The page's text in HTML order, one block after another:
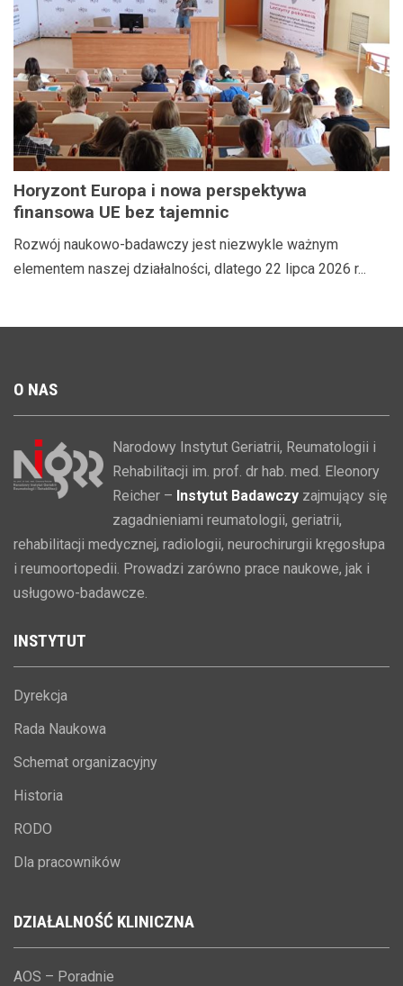
Horyzont Europa i nowa perspektywa
finansowa UE bez tajemnic
Rozwój naukowo-badawczy jest niezwykle ważnym
elementem naszej działalności, dlatego 22 lipca 2026 r...
O NAS
Narodowy Instytut Geriatrii, Reumatologii i
Rehabilitacji im. prof. dr hab. med. Eleonory
Reicher – Instytut Badawczy zajmujący się
zagadnieniami reumatologii, geriatrii,
rehabilitacji medycznej, radiologii, neurochirurgii kręgosłupa
i reumoortopedii. Prowadzi zarówno prace naukowe, jak i
usługowo-badawcze.
INSTYTUT
Dyrekcja
Rada Naukowa
Schemat organizacyjny
Historia
RODO
Dla pracowników
DZIAŁALNOŚĆ KLINICZNA
AOS – Poradnie